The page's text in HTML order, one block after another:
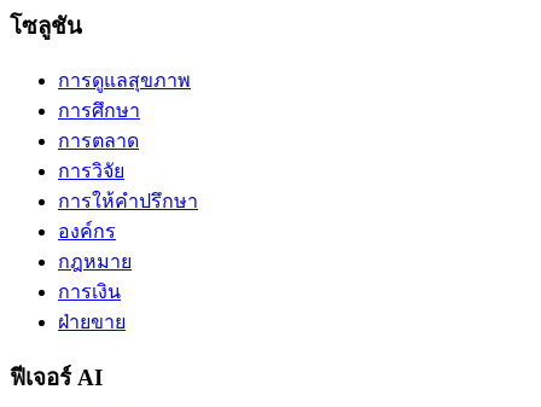
โซลูชัน
การดูแลสุขภาพ
การศึกษา
การตลาด
การวิจัย
การให้คำปรึกษา
องค์กร
กฎหมาย
การเงิน
ฝ่ายขาย
ฟีเจอร์ AI